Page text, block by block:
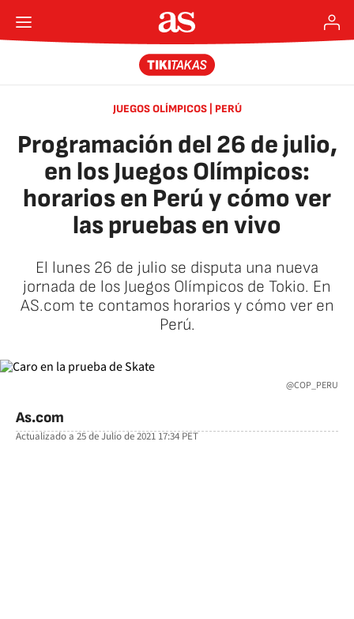
JUEGOS OLÍMPICOS | PERÚ
Programación del 26 de julio,
en los Juegos Olímpicos:
horarios en Perú y cómo ver
las pruebas en vivo
El lunes 26 de julio se disputa una nueva
jornada de los Juegos Olímpicos de Tokio. En
AS.com te contamos horarios y cómo ver en
Perú.
@COP_PERU
As.com
Actualizado a25 de Julio de 2021 17:34PET